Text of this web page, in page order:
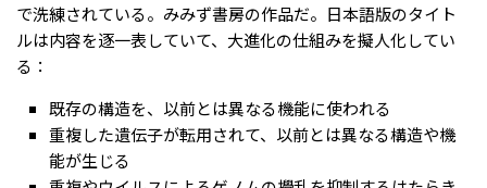
で洗練されている。みみず書房の作品だ。日本語版のタイト
ルは内容を逐一表していて、大進化の仕組みを擬人化してい
る：
既存の構造を、以前とは異なる機能に使われる
重複した遺伝子が転用されて、以前とは異なる構造や機
能が生じる